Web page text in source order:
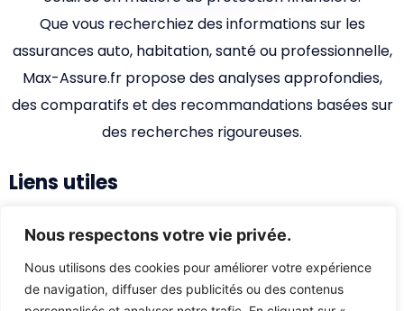
Nous respectons votre vie privée.
Nous utilisons des cookies pour améliorer votre expérience
de navigation, diffuser des publicités ou des contenus
Que vous recherchiez des informations sur les
assurances auto, habitation, santé ou professionnelle,
Max-Assure.fr propose des analyses approfondies,
des comparatifs et des recommandations basées sur
des recherches rigoureuses.
Liens utiles
Qui sommes-nous ?
Nous contacter